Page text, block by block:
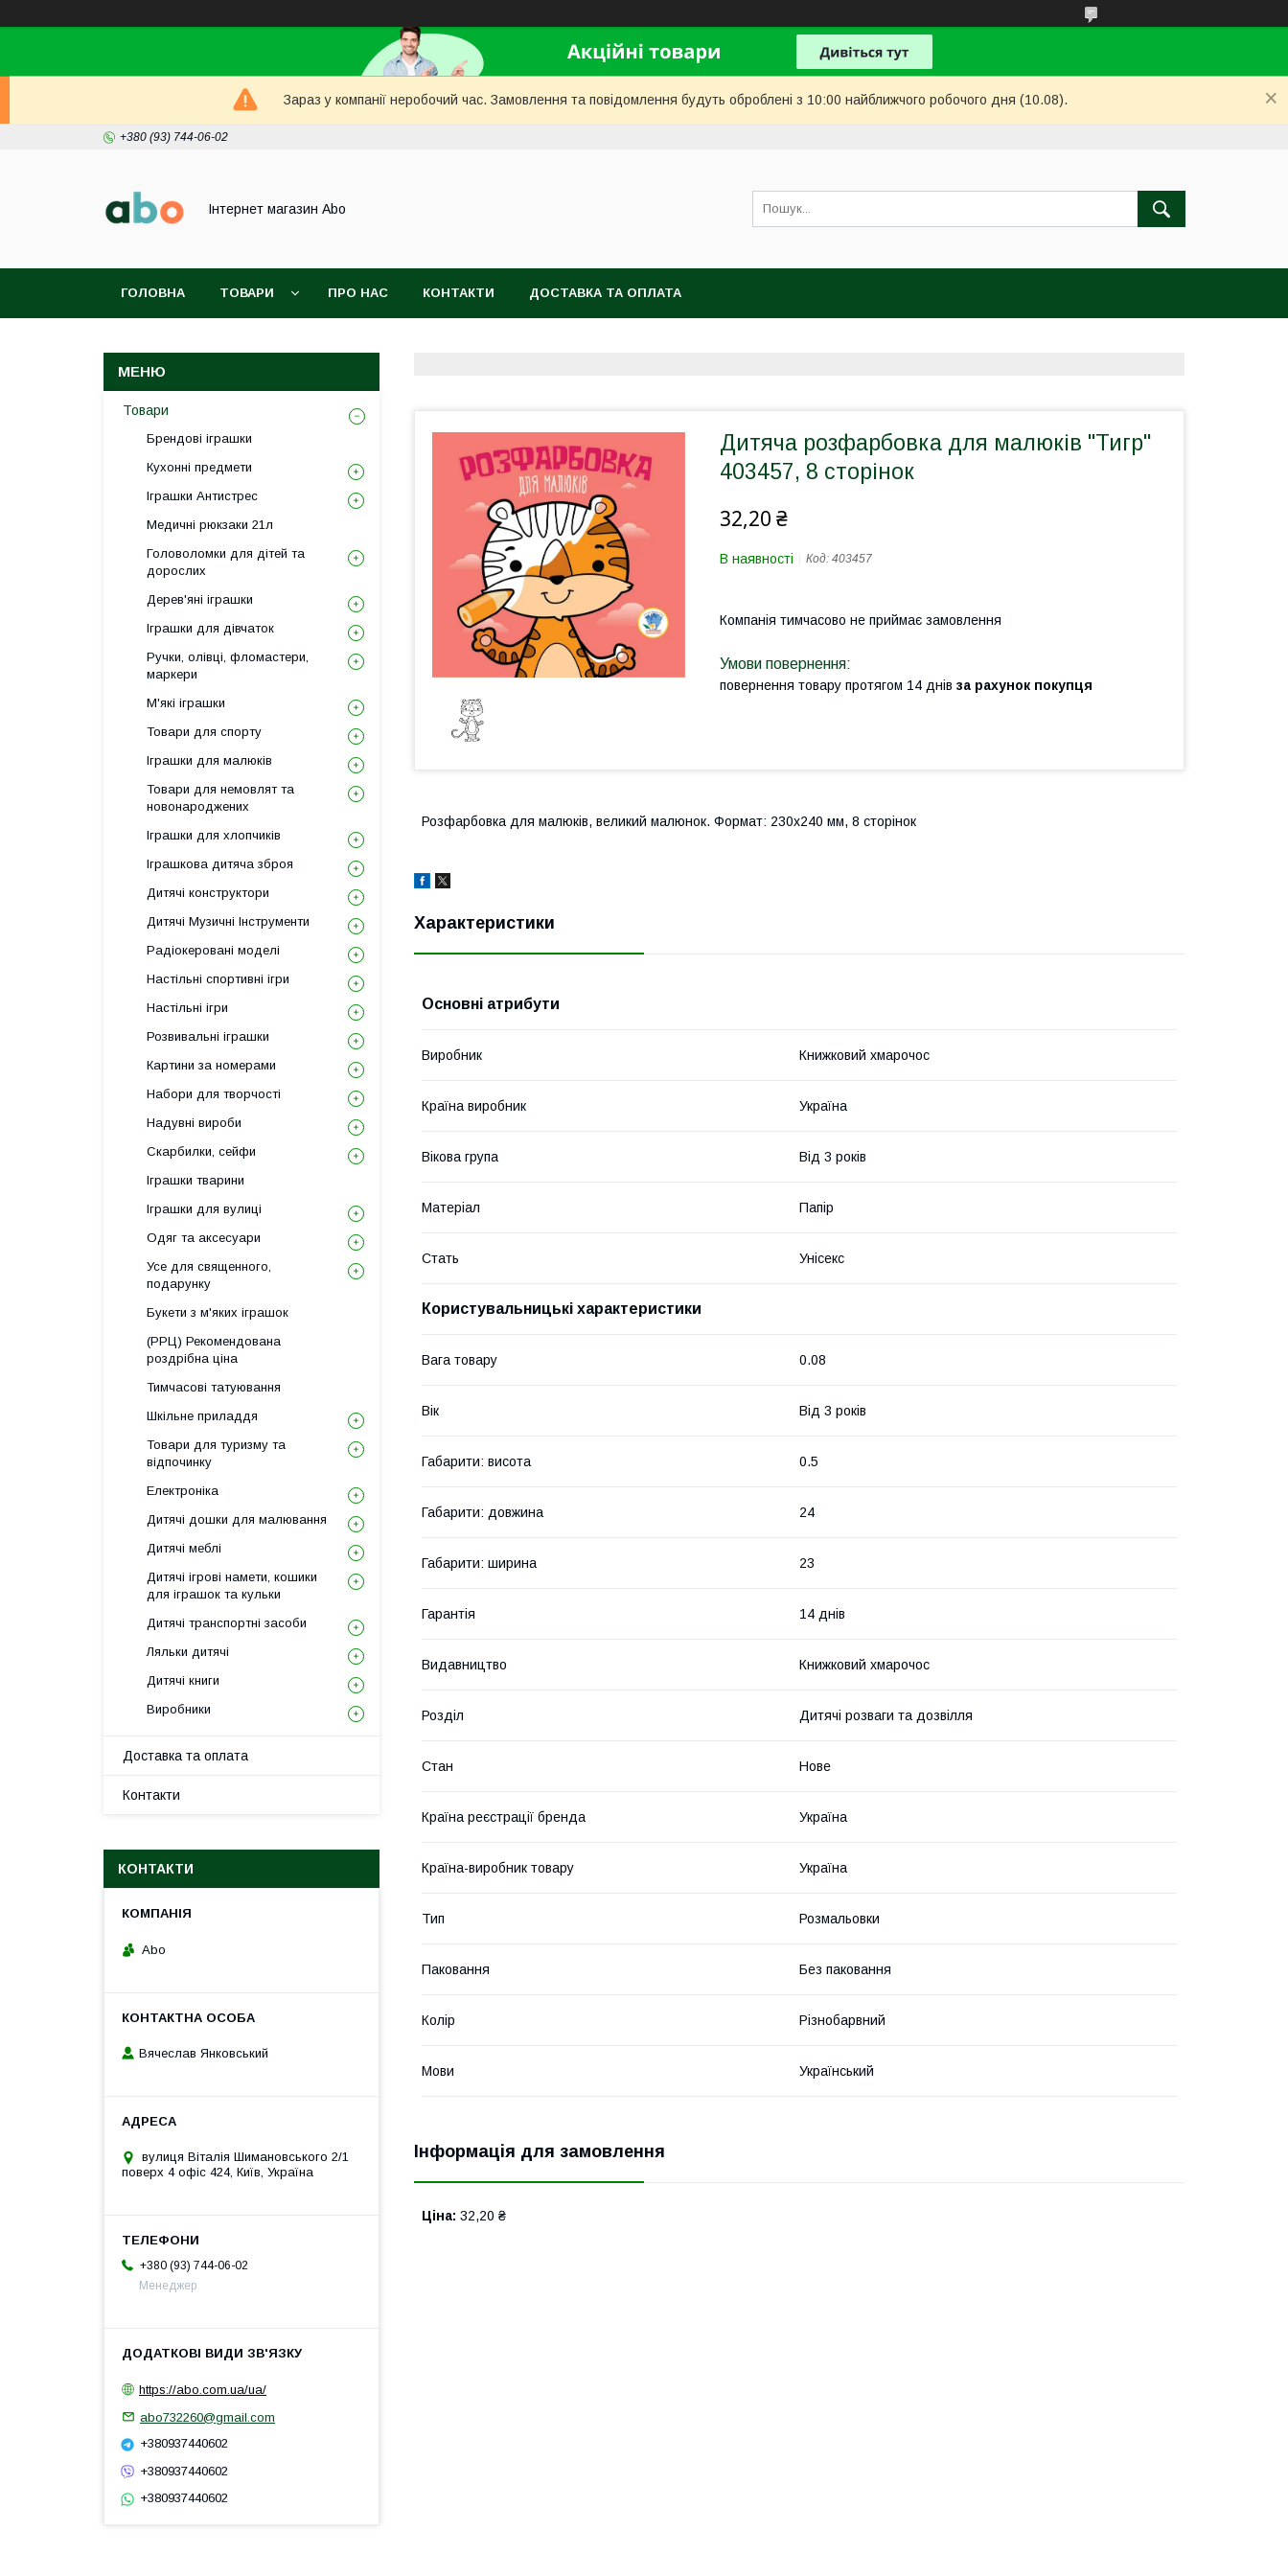
Зараз у компанії неробочий час. Замовлення та повідомлення будуть оброблені з 10:00 найближчого робочого дня (10.08).
+380 (93) 744-06-02
Інтернет магазин Abo
ГОЛОВНА ТОВАРИ ПРО НАС КОНТАКТИ ДОСТАВКА ТА ОПЛАТА
Дитяча розфарбовка для малюків "Тигр"
403457, 8 сторінок
32,20 ₴
В наявності Код: 403457
Компанія тимчасово не приймає замовлення
повернення товару протягом 14 днів за рахунок покупця
Розфарбовка для малюків, великий малюнок. Формат: 230х240 мм, 8 сторінок
Характеристики
Основні атрибути
Виробник Книжковий хмарочос
Країна виробник Україна
Вікова група Від 3 років
Матеріал Папір
Стать Унісекс
Користувальницькі характеристики
Вага товару 0.08
Вік Від 3 років
Габарити: висота 0.5
Габарити: довжина 24
Габарити: ширина 23
Гарантія 14 днів
Видавництво Книжковий хмарочос
Розділ Дитячі розваги та дозвілля
Стан Нове
Країна реєстрації бренда Україна
Країна-виробник товару Україна
Тип Розмальовки
Паковання Без паковання
Колір Різнобарвний
Мови Український
Інформація для замовлення
Ціна: 32,20 ₴
Товари
Брендові іграшки
Кухонні предмети
Іграшки Антистрес
Медичні рюкзаки 21л
Головоломки для дітей та
дорослих
Дерев'яні іграшки
Іграшки для дівчаток
Ручки, олівці, фломастери,
маркери
М'які іграшки
Товари для спорту
Іграшки для малюків
Товари для немовлят та
новонароджених
Іграшки для хлопчиків
Іграшкова дитяча зброя
Дитячі конструктори
Дитячі Музичні Інструменти
Радіокеровані моделі
Настільні спортивні ігри
Настільні ігри
Розвивальні іграшки
Картини за номерами
Набори для творчості
Надувні вироби
Скарбилки, сейфи
Іграшки тварини
Іграшки для вулиці
Одяг та аксесуари
Усе для священного,
подарунку
Букети з м'яких іграшок
(РРЦ) Рекомендована
роздрібна ціна
Тимчасові татуювання
Шкільне приладдя
Товари для туризму та
відпочинку
Електроніка
Дитячі дошки для малювання
Дитячі меблі
Дитячі ігрові намети, кошики
для іграшок та кульки
Дитячі транспортні засоби
Ляльки дитячі
Дитячі книги
Виробники
Доставка та оплата
Контакти
КОНТАКТИ
Abo
Вячеслав Янковський
вулиця Віталія Шимановського 2/1
поверх 4 офіс 424, Київ, Україна
+380 (93) 744-06-02
Менеджер
https://abo.com.ua/ua/
abo732260@gmail.com
+380937440602
+380937440602
+380937440602